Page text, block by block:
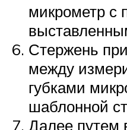
микрометр с
Стержень
между
губками
шаблонной
Далее путем